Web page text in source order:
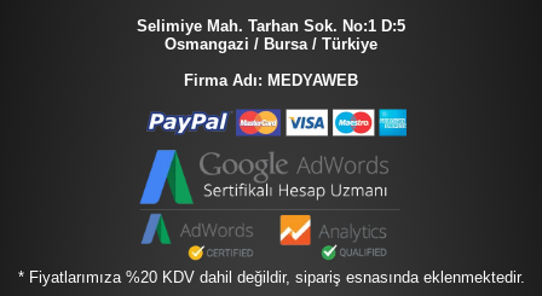
Selimiye Mah. Tarhan Sok. No:1 D:5
Osmangazi / Bursa / Türkiye
Firma Adı: MEDYAWEB
* Fiyatlarımıza %20 KDV dahil değildir, sipariş esnasında eklenmektedir.